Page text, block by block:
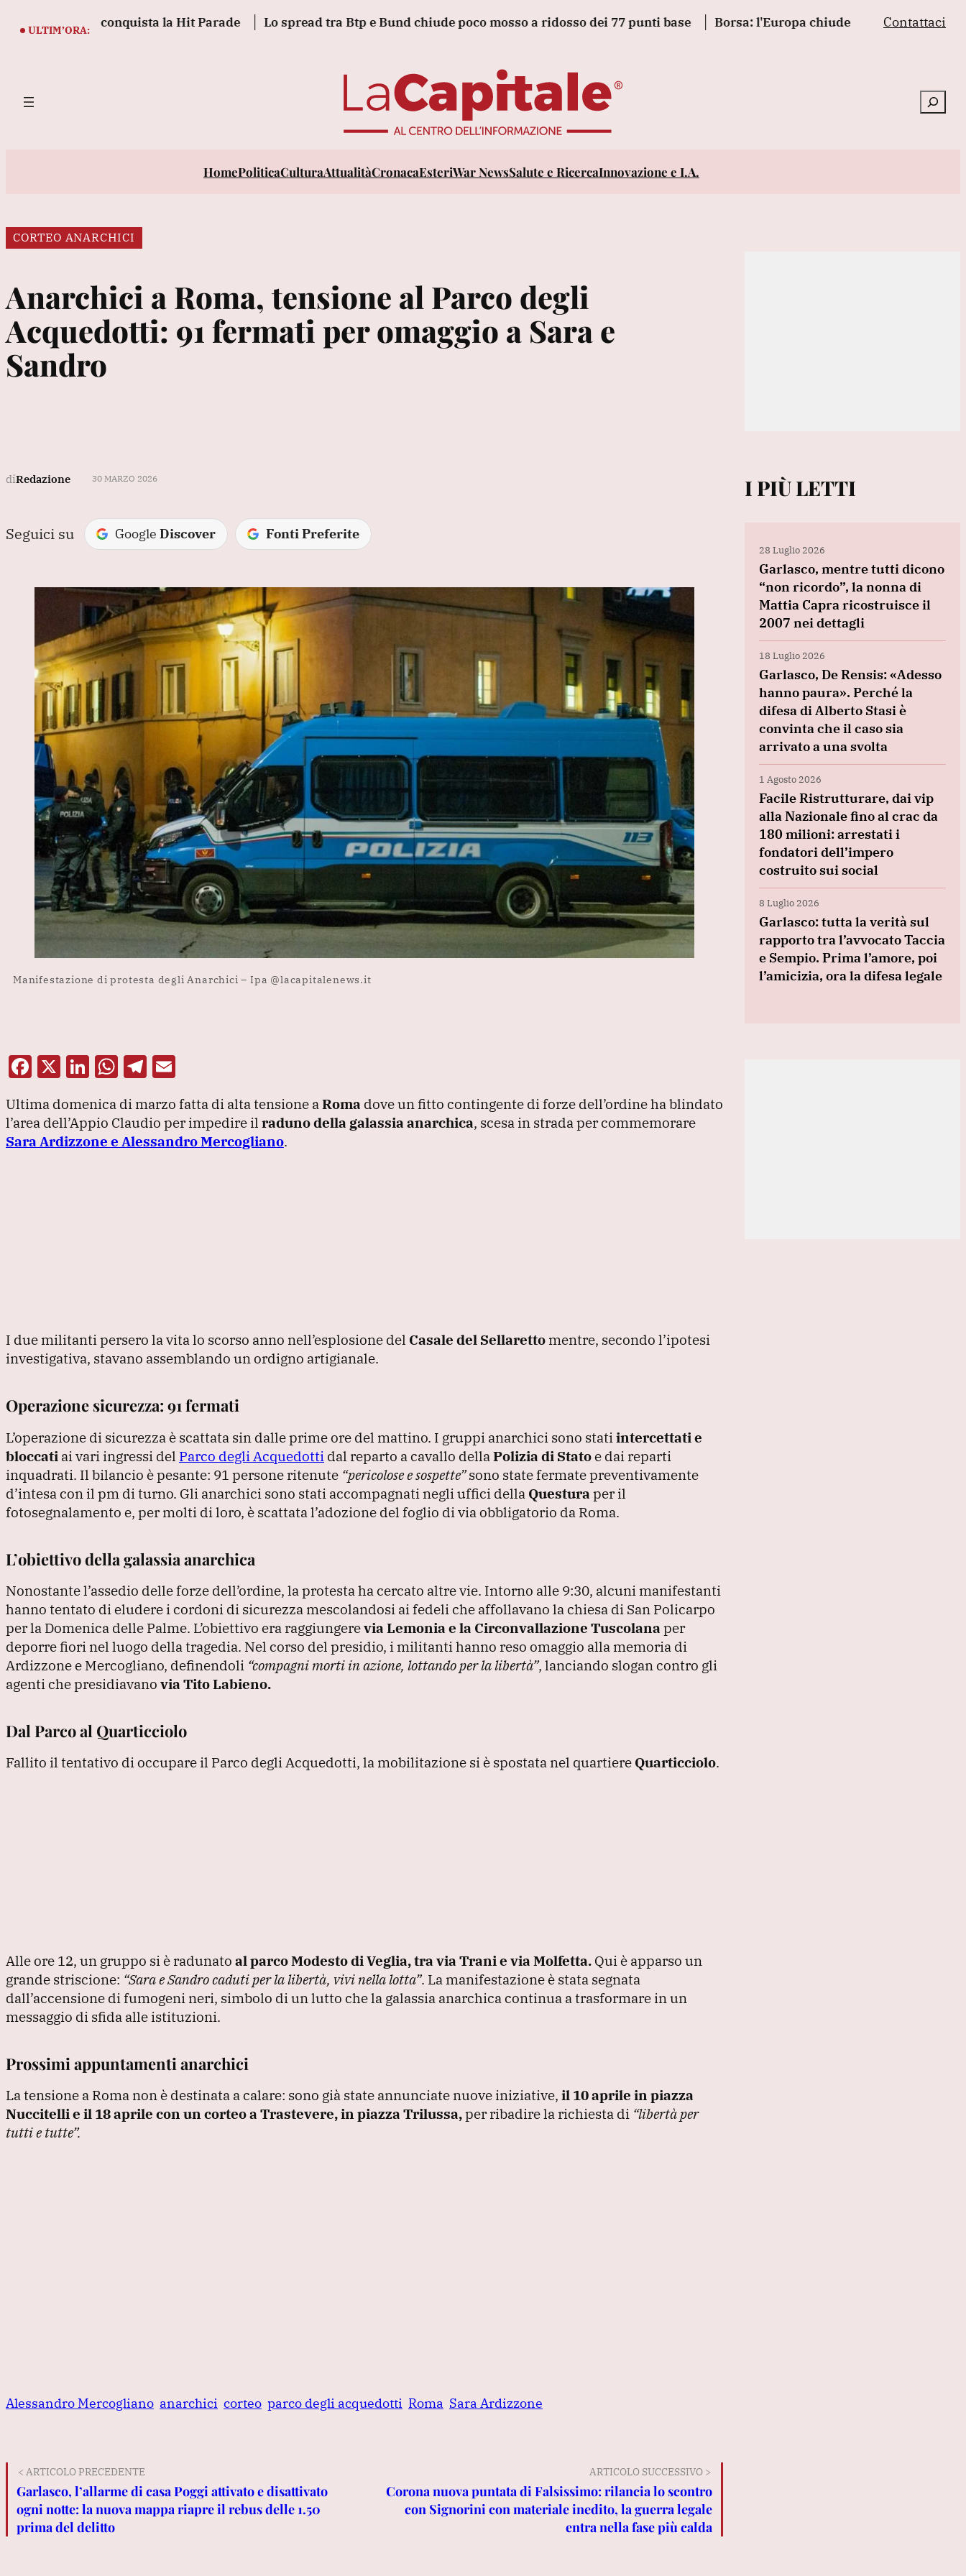
ULTIM’ORA:
Petal e conquista la Hit Parade Lo spread tra Btp e Bund chiude poco mosso a ridosso dei 77 punti base Borsa: l'Europa chiude positiva, Francoforte
Contattaci
Cerca
HomePoliticaCulturaAttualitàCronacaEsteriWar NewsSalute e RicercaInnovazione e I.A.
CORTEO ANARCHICI
Anarchici a Roma, tensione al Parco degli
Acquedotti: 91 fermati per omaggio a Sara e
Sandro
diRedazione 30 MARZO 2026
Seguici su Google Discover Fonti Preferite
Manifestazione di protesta degli Anarchici – Ipa @lacapitalenews.it
F
c
e
X Li
k
e
W
at
s
T
e
gr
ai
l
Ultima domenica di marzo fatta di alta tensione aRoma dove un fitto contingente di forze dell’ordine ha blindato
l’area dell’Appio Claudio per impedire il raduno della galassia anarchica, scesa in strada per commemorare
Sara Ardizzone e Alessandro Mercogliano.
I due militanti persero la vita lo scorso anno nell’esplosione del Casale del Sellaretto mentre, secondo l’ipotesi
investigativa, stavano assemblando un ordigno artigianale.
Operazione sicurezza: 91 fermati
L’operazione di sicurezza è scattata sin dalle prime ore del mattino. I gruppi anarchici sono stati intercettati e
bloccati ai vari ingressi del Parco degli Acquedotti dal reparto a cavallo della Polizia di Statoe dai reparti
inquadrati. Il bilancio è pesante: 91 persone ritenute “pericolose e sospette”sono state fermate preventivamente
d’intesa con il pm di turno. Gli anarchici sono stati accompagnati negli uffici della Questura per il
fotosegnalamento e, per molti di loro, è scattata l’adozione del foglio di via obbligatorio da Roma.
L’obiettivo della galassia anarchica
Nonostante l’assedio delle forze dell’ordine, la protesta ha cercato altre vie. Intorno alle 9:30, alcuni manifestanti
hanno tentato di eludere i cordoni di sicurezza mescolandosi ai fedeli che affollavano la chiesa di San Policarpo
per la Domenica delle Palme. L’obiettivo era raggiungerevia Lemonia e la Circonvallazione Tuscolana per
deporre fiori nel luogo della tragedia. Nel corso del presidio, i militanti hanno reso omaggio alla memoria di
Ardizzone e Mercogliano, definendoli “compagni morti in azione, lottando per la libertà”, lanciando slogan contro gli
agenti che presidiavano via Tito Labieno.
Dal Parco al Quarticciolo
Fallito il tentativo di occupare il Parco degli Acquedotti, la mobilitazione si è spostata nel quartiere Quarticciolo.
Alle ore 12, un gruppo si è radunato al parco Modesto di Veglia, tra via Trani e via Molfetta. Qui è apparso un
grande striscione: “Sara e Sandro caduti per la libertà, vivi nella lotta”. La manifestazione è stata segnata
dall’accensione di fumogeni neri, simbolo di un lutto che la galassia anarchica continua a trasformare in un
messaggio di sfida alle istituzioni.
Prossimi appuntamenti anarchici
La tensione a Roma non è destinata a calare: sono già state annunciate nuove iniziative, il 10 aprile in piazza
Nuccitelli e il 18 aprile con un corteo a Trastevere, in piazza Trilussa,per ribadire la richiesta di “libertà per
tutti e tutte”.
Alessandro Mercogliano anarchici corteo parco degli acquedotti Roma Sara Ardizzone
< ARTICOLO PRECEDENTE
Garlasco, l’allarme di casa Poggi attivato e disattivato
ogni notte: la nuova mappa riapre il rebus delle 1.50
prima del delitto
ARTICOLO SUCCESSIVO >
Corona nuova puntata di Falsissimo: rilancia lo scontro
con Signorini con materiale inedito, la guerra legale
entra nella fase più calda
I PIÙ LETTI
28 Luglio 2026
Garlasco, mentre tutti dicono
“non ricordo”, la nonna di
Mattia Capra ricostruisce il
2007 nei dettagli
18 Luglio 2026
Garlasco, De Rensis: «Adesso
hanno paura». Perché la
difesa di Alberto Stasi è
convinta che il caso sia
arrivato a una svolta
1 Agosto 2026
Facile Ristrutturare, dai vip
alla Nazionale fino al crac da
180 milioni: arrestati i
fondatori dell’impero
costruito sui social
8 Luglio 2026
Garlasco: tutta la verità sul
rapporto tra l’avvocato Taccia
e Sempio. Prima l’amore, poi
l’amicizia, ora la difesa legale